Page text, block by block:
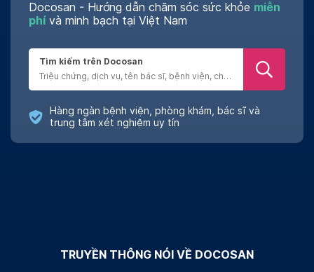
Docosan - Hướng dẫn chăm sóc sức khỏe miễn
phívà minh bạch tại Việt Nam
Tìm kiếm trên Docosan
trung tâm xét nghiệm uy tín
TRUYỀN THÔNG NÓI VỀ DOCOSAN